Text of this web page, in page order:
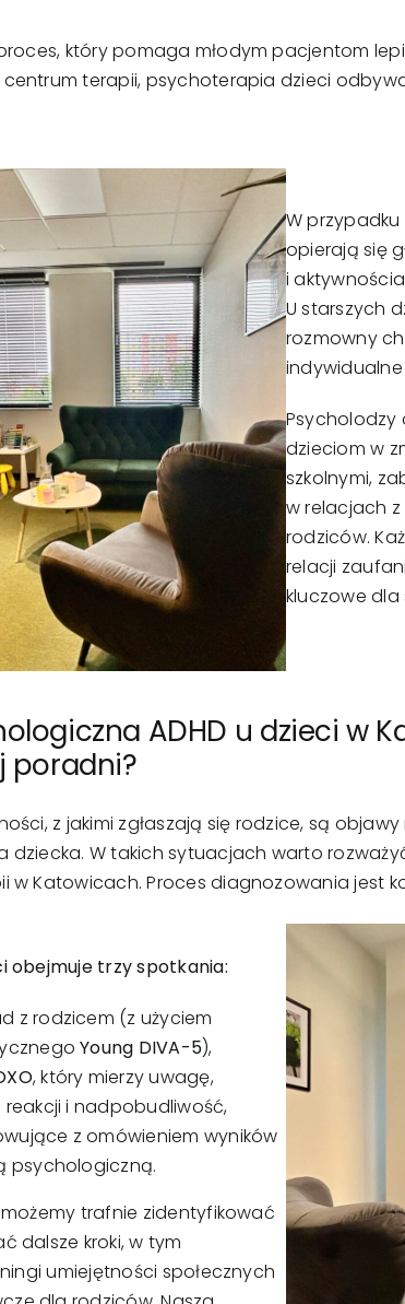
który pomaga młodym pacjentom
terapii, psychoterapia dzieci
W
opierają się
i
U starszych
rozmowny
indywidualne
Psycholodzy
dzieciom w
szkolnymi,
w relacjach
rodziców.
relacji
kluczowe
ADHD u dzieci w
poradni?
z jakimi zgłaszają się rodzice, są
dziecka. W takich sytuacjach warto
w Katowicach. Proces diagnozowania jest
obejmuje trzy spotkania:
z rodzicem (z użyciem
Young DIVA-5),
, który mierzy uwagę,
i nadpobudliwość,
z omówieniem wyników
psychologiczną.
trafnie zidentyfikować
dalsze kroki, w tym
umiejętności społecznych